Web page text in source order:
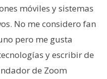
móviles y sistemas
No me considero fan
pero me gusta
y escribir de
de Zoom